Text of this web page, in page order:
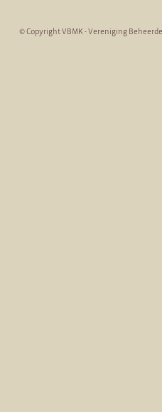
© Copyright VBMK - Vereniging